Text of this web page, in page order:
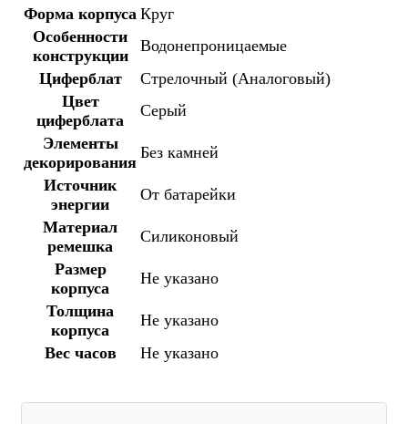
Форма корпуса Круг
Особенности
конструкции
Водонепроницаемые
Циферблат
Стрелочный (Аналоговый)
Цвет
циферблата
Серый
Элементы
декорирования
Без камней
Источник
энергии
От батарейки
Материал
ремешка
Силиконовый
Размер
корпуса
Не указано
Толщина
корпуса
Не указано
Вес часов
Не указано